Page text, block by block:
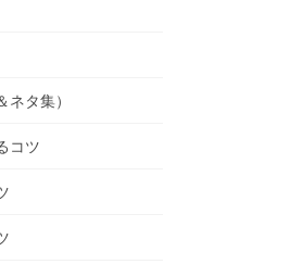
タ集）
コツ